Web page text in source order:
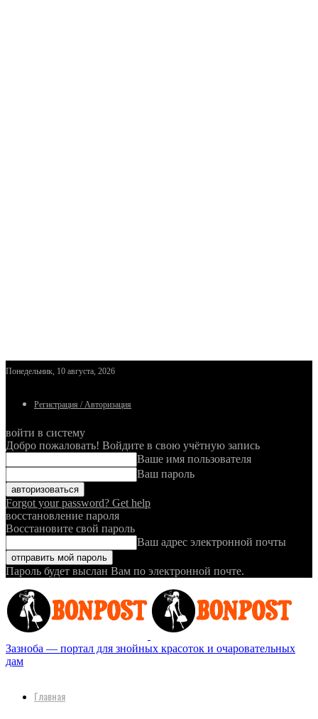
Понедельник, 10 августа, 2026
Регистрация / Авторизация
войти в систему
Добро пожаловать! Войдите в свою учётную запись
Ваше имя пользователя
Ваш пароль
Forgot your password? Get help
восстановление пароля
Восстановите свой пароль
Ваш адрес электронной почты
Пароль будет выслан Вам по электронной почте.
Зазноба — портал для знойных красоток и очаровательных
дам
Главная